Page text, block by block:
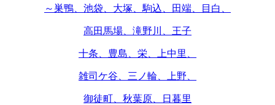
～巣鴨、池袋、大塚、駒込、田端、目白、
高田馬場、滝野川、王子
十条、豊島、栄、上中里、
雑司ケ谷、三ノ輪、上野、
御徒町、秋葉原、日暮里